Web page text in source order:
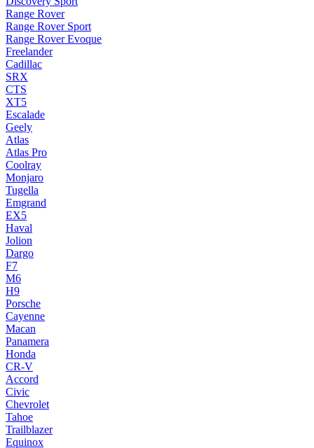
Range Rover
Range Rover Sport
Range Rover Evoque
Freelander
Cadillac
SRX
CTS
XT5
Escalade
Geely
Atlas
Atlas Pro
Coolray
Monjaro
Tugella
Emgrand
EX5
Haval
Jolion
Dargo
F7
M6
H9
Porsche
Cayenne
Macan
Panamera
Honda
CR-V
Accord
Civic
Chevrolet
Tahoe
Trailblazer
Equinox